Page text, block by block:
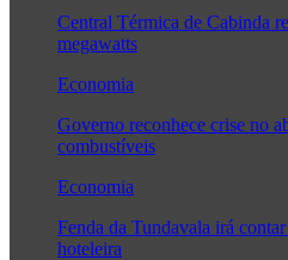
Central Térmica de Cabinda
megawatts
Economia
Governo reconhece crise no
combustíveis
Economia
Fenda da Tundavala irá
hoteleira